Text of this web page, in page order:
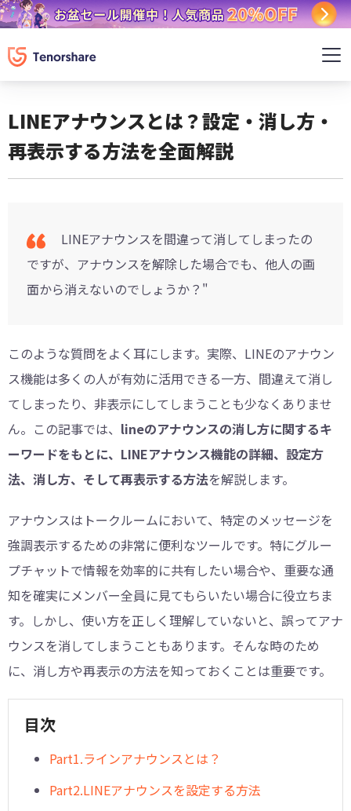
LINEアナウンスとは？設定・消し方・
再表示する方法を全面解説
LINEアナウンスを間違って消してしまったの
ですが、アナウンスを解除した場合でも、他人の画
面から消えないのでしょうか？"
このような質問をよく耳にします。実際、LINEのアナウン
ス機能は多くの人が有効に活用できる一方、間違えて消し
てしまったり、非表示にしてしまうことも少なくありませ
ん。この記事では、 lineのアナウンスの消し方に関するキ
ーワードをもとに、LINEアナウンス機能の詳細、設定方
法、消し方、そして再表示する方法を解説します。
アナウンスはトークルームにおいて、特定のメッセージを
強調表示するための非常に便利なツールです。特にグルー
プチャットで情報を効率的に共有したい場合や、重要な通
知を確実にメンバー全員に見てもらいたい場合に役立ちま
す。しかし、使い方を正しく理解していないと、誤ってアナ
ウンスを消してしまうこともあります。そんな時のため
に、消し方や再表示の方法を知っておくことは重要です。
目次
Part1.ラインアナウンスとは？
︎Part2.LINEアナウンスを設定する方法